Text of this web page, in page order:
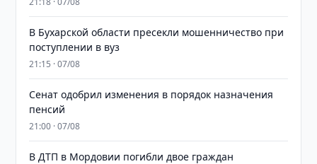
В Бухарской области пресекли мошенничество при
поступлении в вуз
21:15 · 07/08
Сенат одобрил изменения в порядок назначения
пенсий
21:00 · 07/08
В ДТП в Мордовии погибли двое граждан